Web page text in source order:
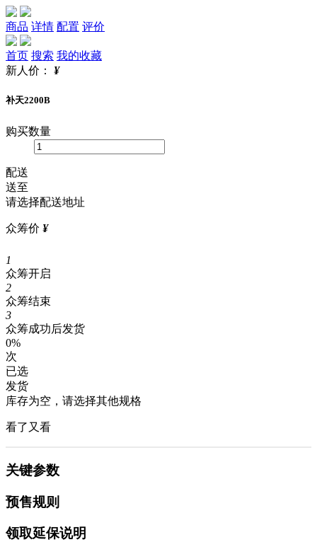
商品 详情 配置 评价
首页 搜索 我的收藏
新人价：
¥
补天2200B
购买数量
配送
送至
请选择配送地址
众筹价 ¥
1
众筹开启
2
众筹结束
3
众筹成功后发货
0%
次
已选
发货
库存为空，请选择其他规格
看了又看
关键参数
预售规则
领取延保说明